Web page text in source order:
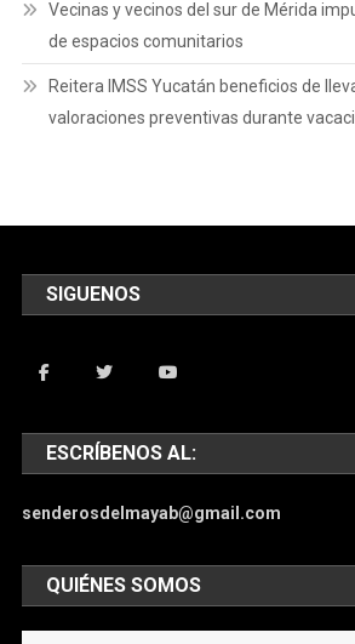
Vecinas y vecinos del sur de Mérida
de espacios comunitarios
Reitera IMSS Yucatán beneficios de
valoraciones preventivas durante
SIGUENOS
ESCRÍBENOS AL:
senderosdelmayab@gmail.com
QUIÉNES SOMOS